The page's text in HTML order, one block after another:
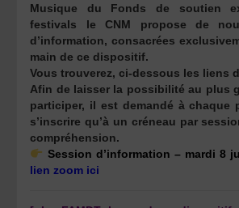
Musique du Fonds de soutien
festivals le CNM propose de
d’information, consacrées
main de ce dispositif.
Vous trouverez, ci-dessous les liens
Afin de laisser la possibilité au plus
participer, il est demandé à chaque
s’inscrire qu’à un créneau par
compréhension.
Session d’information – mardi 8
lien zoom ici